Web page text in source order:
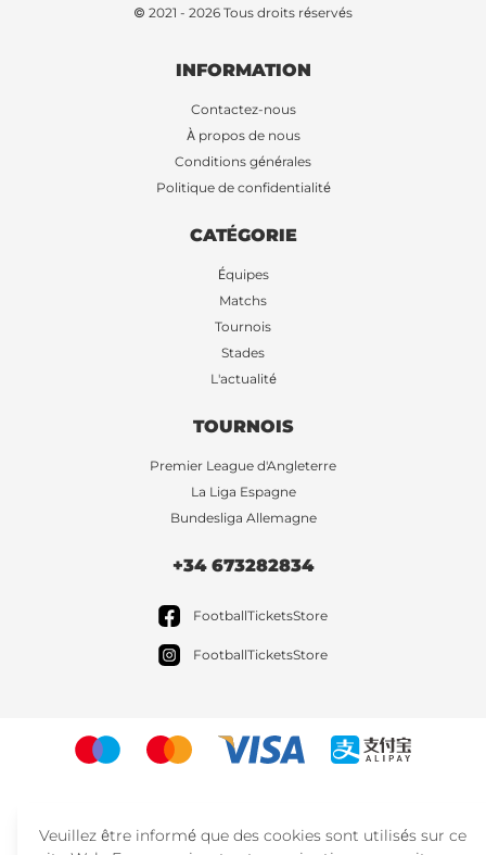
© 2021 - 2026 Tous droits réservés
INFORMATION
Contactez-nous
À propos de nous
Conditions générales
Politique de confidentialité
CATÉGORIE
Équipes
Matchs
Tournois
Stades
L'actualité
TOURNOIS
Premier League d'Angleterre
La Liga Espagne
Bundesliga Allemagne
+34 673282834
FootballTicketsStore
FootballTicketsStore
Veuillez être informé que des cookies sont utilisés sur ce